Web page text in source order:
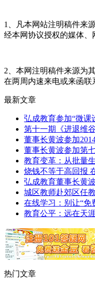
1、凡本网站注明稿件来
经本网协议授权的媒体、
2、本网注明稿件来源为
在两周内速来电或来函联
最新文章
弘成教育参加“微课
第十一期《进退维
董事长黄波参加
董事长黄波参加第
教育变革：从批量
烧钱不等于高回报
弘成教育董事长黄
城区教师赴郊区任
在线学习：别让“免
教育公平：远在天
热门文章